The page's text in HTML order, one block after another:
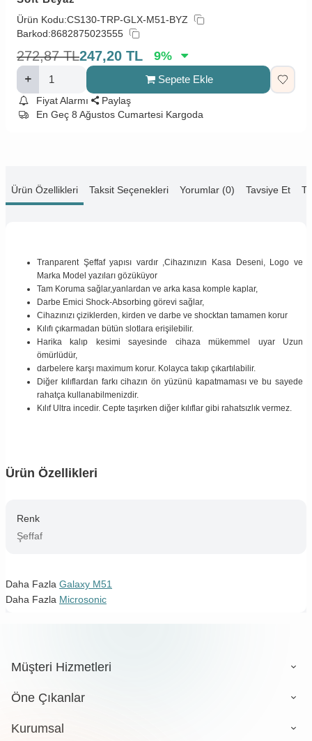
Ürün Kodu:CS130-TRP-GLX-M51-BYZ
Barkod:8682875023555
272,87 TL247,20 TL 9%
Sepete Ekle
Fiyat Alarmı
Paylaş
En Geç 8 Ağustos Cumartesi Kargoda
Ürün Özellikleri Taksit Seçenekleri Yorumlar (0) Tavsiye Et
Tranparent Şeffaf yapısı vardır ,Cihazınızın Kasa Deseni, Logo ve
Marka Model yazıları gözüküyor
Tam Koruma sağlar,yanlardan ve arka kasa komple kaplar,
Darbe Emici Shock-Absorbing görevi sağlar,
Cihazınızı çiziklerden, kirden ve darbe ve shocktan tamamen korur
Kılıfı çıkarmadan bütün slotlara erişilebilir.
Harika kalıp kesimi sayesinde cihaza mükemmel uyar Uzun
ömürlüdür,
darbelere karşı maximum korur. Kolayca takıp çıkartılabilir.
Diğer kılıflardan farkı cihazın ön yüzünü kapatmaması ve bu sayede
rahatça kullanabilmenizdir.
Kılıf Ultra incedir. Cepte taşırken diğer kılıflar gibi rahatsızlık vermez.
Ürün Özellikleri
Renk
Şeffaf
Daha Fazla Galaxy M51
Daha Fazla Microsonic
Müşteri Hizmetleri
Öne Çıkanlar
Kurumsal